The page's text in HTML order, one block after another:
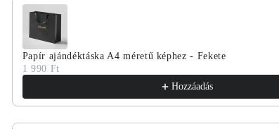
Papír ajándéktáska A4 méretű képhez - Fekete
1 990 Ft
Hozzáadás